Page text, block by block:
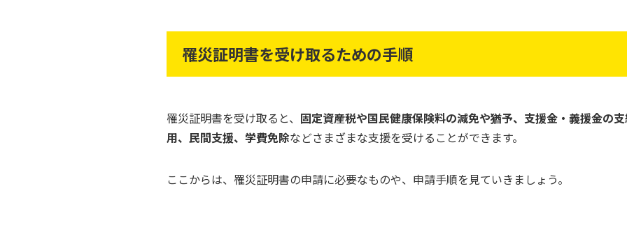
罹災証明書を受け取るための手順
罹災証明書を受け取ると、 固定資産税や国民健康保険料の減免や猶予、支援金・義援金の
用、民間支援、学費免除などさまざまな支援を受けることができます。
ここからは、罹災証明書の申請に必要なものや、申請手順を見ていきましょう。